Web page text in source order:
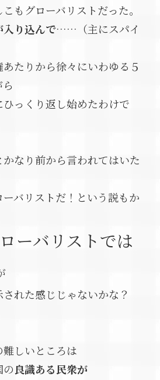
もグローバリストだった。
入り込んで……（主にスパイ
たりから徐々にいわゆる５
っくり返し始めたわけで
なり前から言われてはいた
ーバリストだ！という説もか
ーバリストでは
れた感じじゃないかな？
しいところは
良識ある民衆が